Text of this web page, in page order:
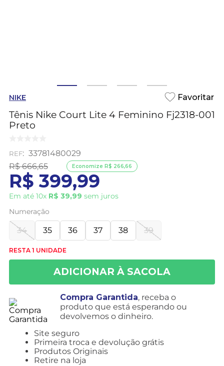
NIKE
Tênis Nike Court Lite 4 Feminino Fj2318-001
Preto
: 33781480029
R$ 666,65
R$ 399,99
Em até 10x R$ 39,99 sem juros
Economize R$ 266,66
Numeração
34 35 36 37 38 39
RESTA 1 UNIDADE
Compra Garantida, receba o
produto que está esperando ou
devolvemos o dinheiro.
Site seguro
Primeira troca e devolução grátis
Produtos Originais
Retire na loja